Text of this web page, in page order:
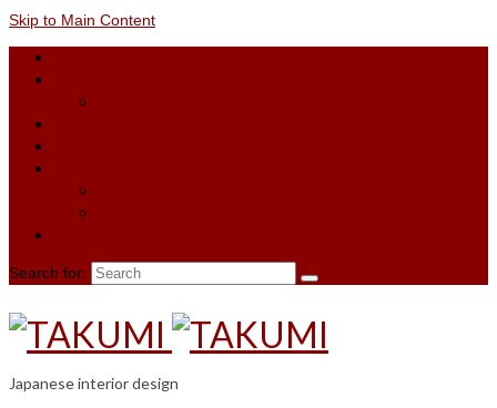
Skip to Main Content
Search for:
Japanese interior design